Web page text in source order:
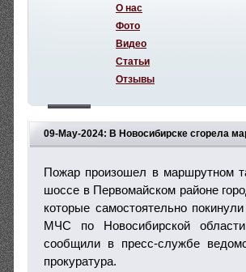
09-May-2024: В Новосибирске сгорела
Пожар произошел в маршрутном
шоссе в Первомайском районе
которые самостоятельно
МЧС по Новосибирской
сообщили в пресс-службе
прокуратура.
О нас
Фото
Видео
Статьи
Отзывы